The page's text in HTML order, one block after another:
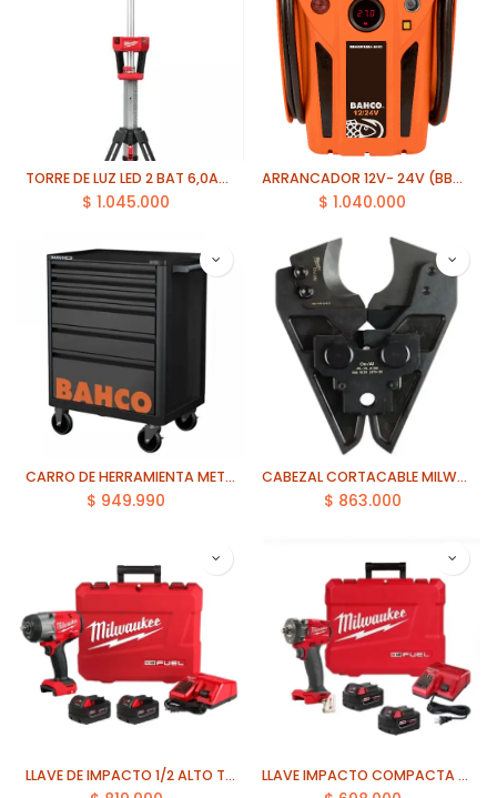
TORRE DE LUZ LED 2 BAT 6,0Ah M18 ROCKET MILWAUKEE (2130-059Y)
$ 1.045.000
ARRANCADOR 12V- 24V (BBAGM1224-2400) BAHCO
$ 1.040.000
CARRO DE HERRAMIENTA METALICA 7 CAJONES 216 PZS BAHCO (1472K7BKKFFSD)
$ 949.990
CABEZAL CORTACABLE MILWAUKEE (49-16-2780)
$ 863.000
LLAVE DE IMPACTO 1/2 ALTO TORQUE 2034Nm M18 MILWAUKEE (2967-22) LLAVE IMPACTO COMPACTA 1/2 339Nm 18V 2 BAT 5.0Ah MILWAUKEE (2855-259)